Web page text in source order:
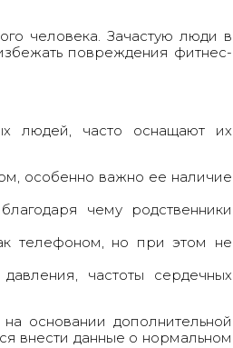
человека. Зачастую люди в
повреждения фитнес-
людей, часто оснащают их
особенно важно ее наличие
чему родственники
телефоном, но при этом не
частоты сердечных
основании дополнительной
внести данные о нормальном